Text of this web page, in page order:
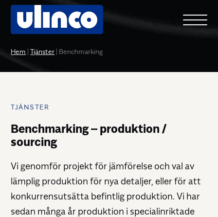
Hem Tjänster Benchmarking
TJÄNSTER
Benchmarking – produktion /
sourcing
Vi genomför projekt för jämförelse och val av
lämplig produktion för nya detaljer, eller för att
konkurrensutsätta befintlig produktion. Vi har
sedan många år produktion i specialinriktade